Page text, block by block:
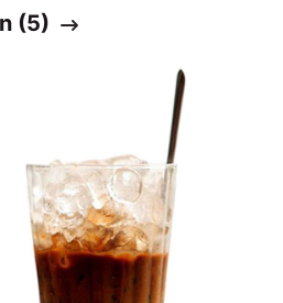
(5)